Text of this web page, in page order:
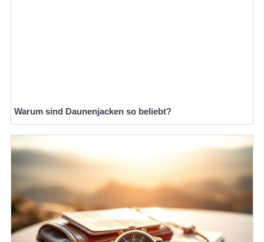
Warum sind Daunenjacken so beliebt?